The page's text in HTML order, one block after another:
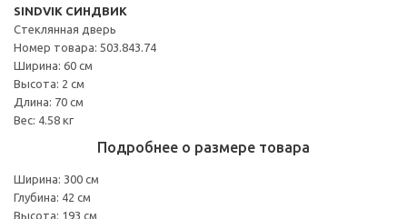
SINDVIK СИНДВИК
Стеклянная дверь
Номер товара: 503.843.74
Ширина: 60 см
Высота: 2 см
Длина: 70 см
Вес: 4.58 кг
Подробнее о размере товара
Ширина: 300 см
Глубина: 42 см
Высота: 193 см